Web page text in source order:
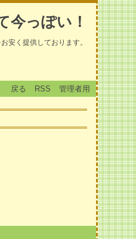
今っぽい！
安く提供しております。
戻る RSS 管理者用